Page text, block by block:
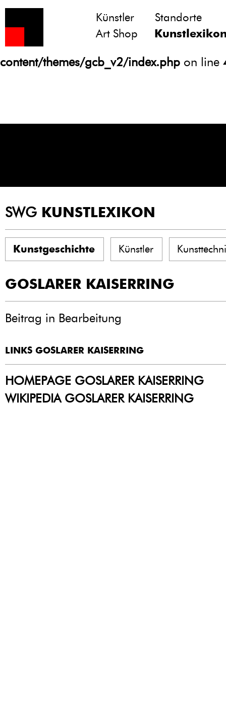
Notice
: Undefined variable: atts in
/homepages/21/d13550920/htdocs/
content/themes/gcb_v2/index.php on line
Künstler
Standorte
Art Shop
SWG KUNSTLEXIKON
Kunstgeschichte Künstler
GOSLARER KAISERRING
Beitrag in Bearbeitung
LINKS GOSLARER KAISERRING
HOMEPAGE GOSLARER KAISERRING
WIKIPEDIA GOSLARER KAISERRING